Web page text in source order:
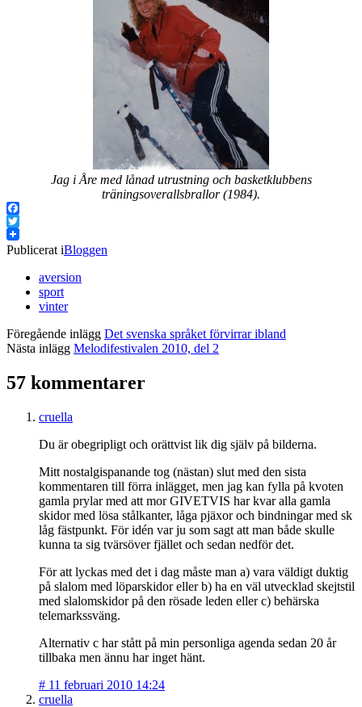
Jag i Åre med lånad utrustning och basketklubbens
träningsoverallsbrallor (1984).
Facebook
Twitter
Publicerat iBloggen
aversion
sport
vinter
Föregående inlägg Det svenska språket förvirrar ibland
Nästa inlägg Melodifestivalen 2010, del 2
57 kommentarer
cruella
Du är obegripligt och orättvist lik dig själv på bilderna.
Mitt nostalgispanande tog (nästan) slut med den sista
kommentaren till förra inlägget, men jag kan fylla på kvoten
gamla prylar med att mor GIVETVIS har kvar alla gamla
skidor med lösa stålkanter, låga pjäxor och bindningar med sk
låg fästpunkt. För idén var ju som sagt att man både skulle
kunna ta sig tvärsöver fjället och sedan nedför det.
För att lyckas med det i dag måste man a) vara väldigt duktig
på slalom med löparskidor eller b) ha en väl utvecklad skejtstil
med slalomskidor på den rösade leden eller c) behärska
telemarkssväng.
Alternativ c har stått på min personliga agenda sedan 20 år
tillbaka men ännu har inget hänt.
# 11 februari 2010 14:24
cruella